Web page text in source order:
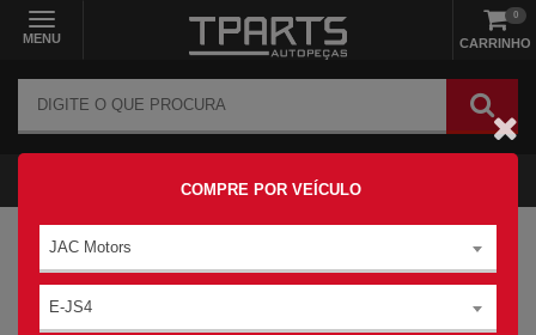
MENU CARRINHO
0
COMPRE POR VEÍCULO
JAC Motors
E-JS4